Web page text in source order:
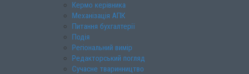
Кермо керівника
Механізація АПК
Питання бухгалтерії
Подія
Регіональний вимір
Редакторський погляд
Сучасне тваринництво